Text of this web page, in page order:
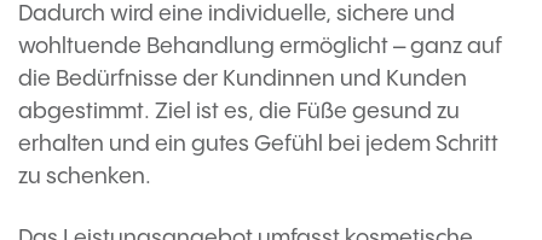
Dadurch wird eine individuelle, sichere und
wohltuende Behandlung ermöglicht – ganz auf
die Bedürfnisse der Kundinnen und Kunden
abgestimmt. Ziel ist es, die Füße gesund zu
erhalten und ein gutes Gefühl bei jedem Schritt
zu schenken.